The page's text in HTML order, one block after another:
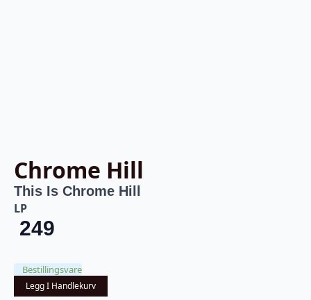
Chrome Hill
This Is Chrome Hill
LP
249
Bestillingsvare
Legg I Handlekurv